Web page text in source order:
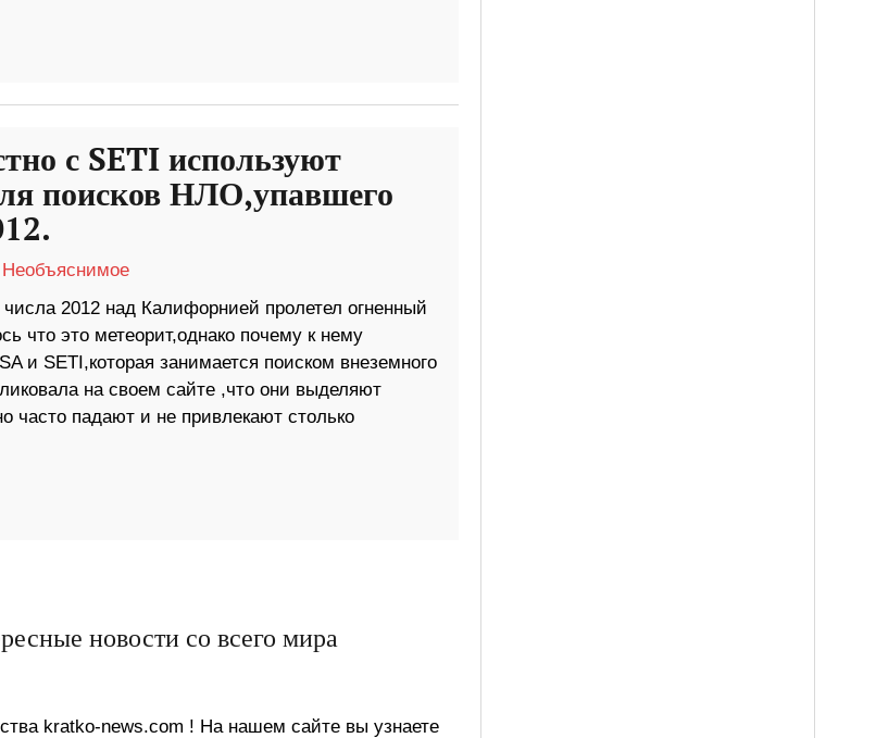
с SETI используют
поисков НЛО,упавшего
Необъяснимое
2012 над Калифорнией пролетел огненный
что это метеорит,однако почему к нему
и SETI,которая занимается поиском внеземного
на своем сайте ,что они выделяют
часто падают и не привлекают столько
новости со всего мира
kratko-news.com ! На нашем сайте вы узнаете